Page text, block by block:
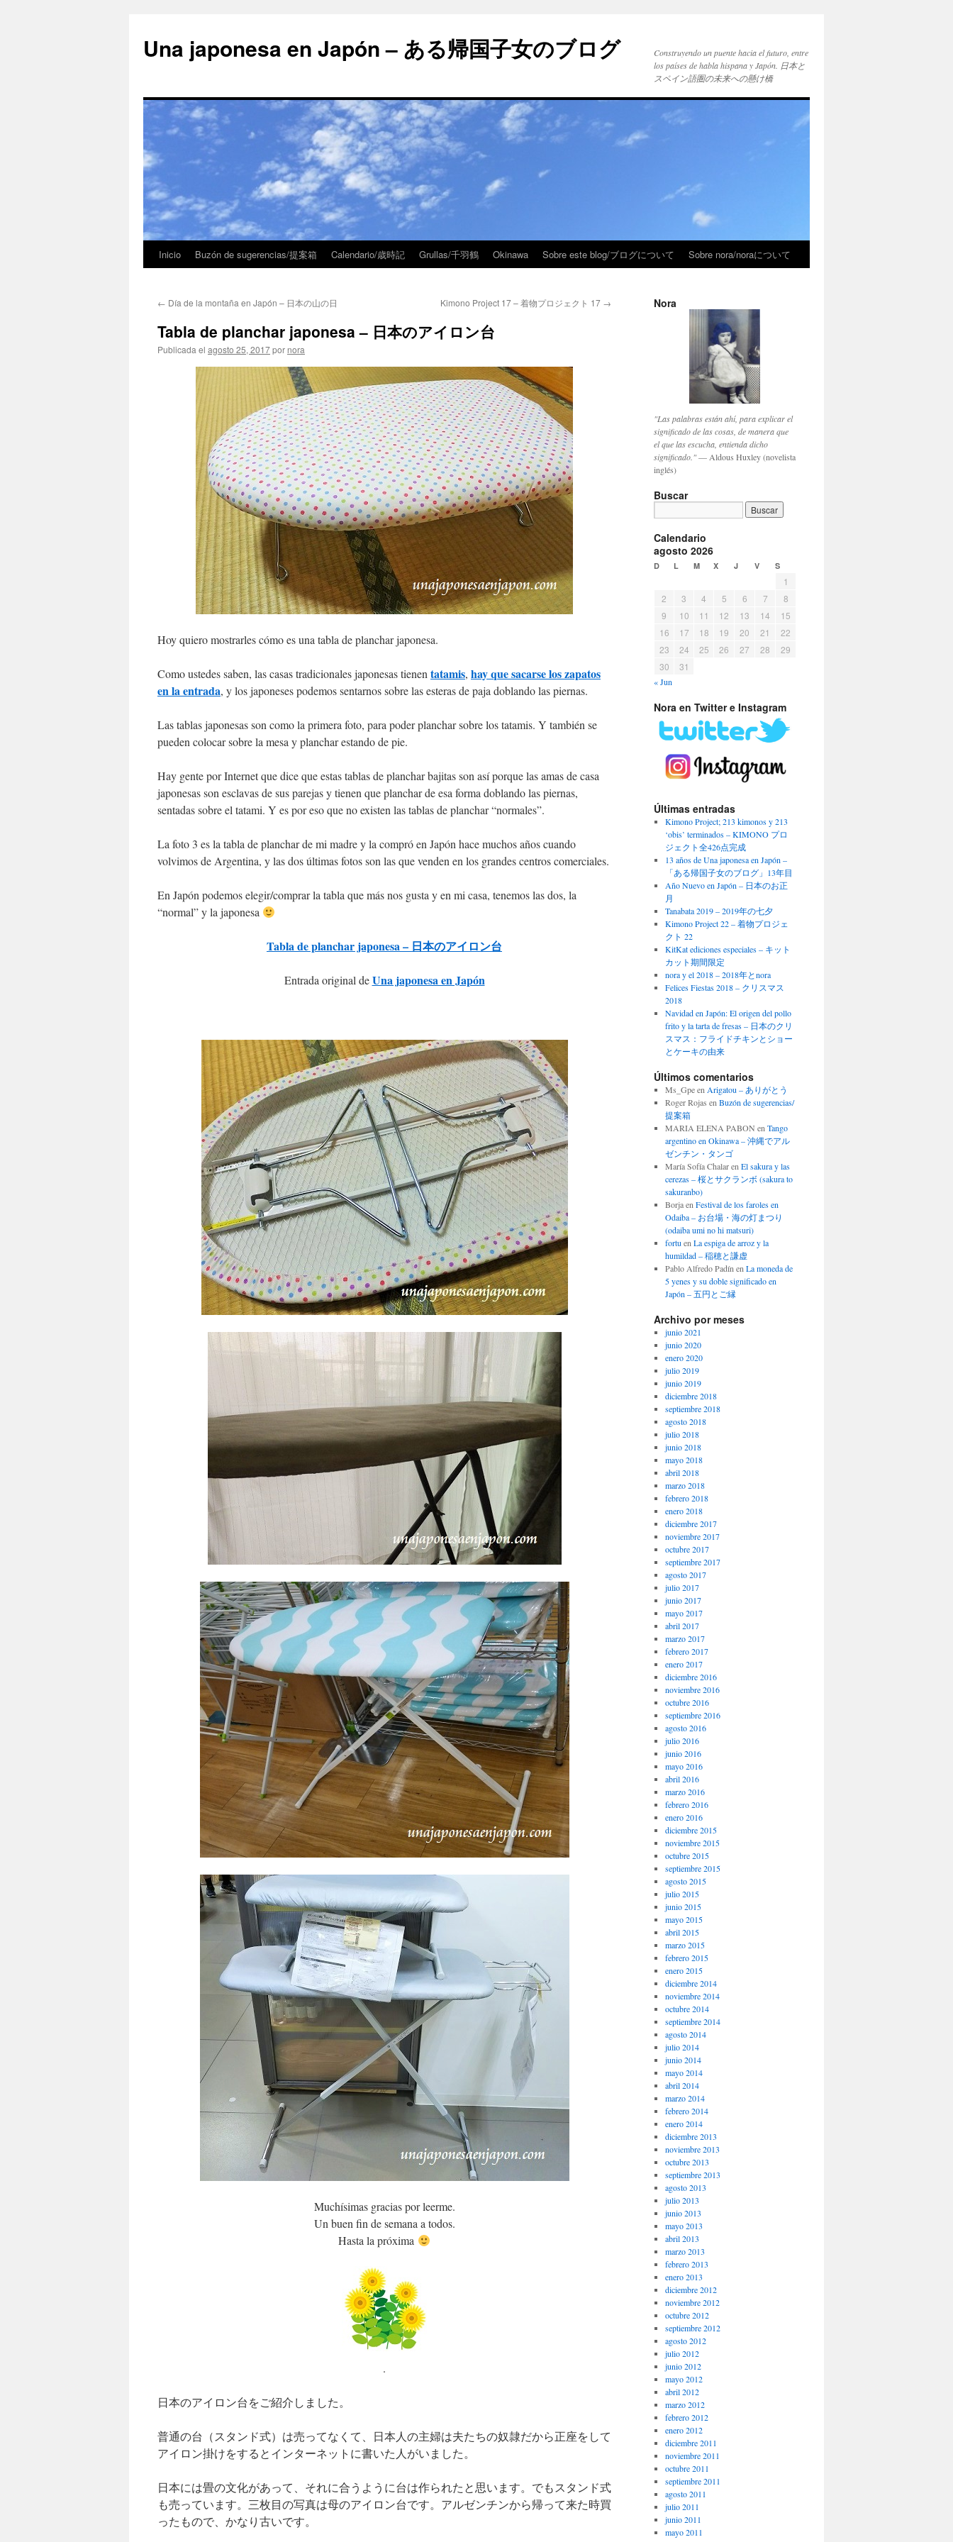
Una japonesa en Japón – ある帰国子女のブログ
Construyendo un puente hacia el futuro, entre
los países de habla hispana y Japón. 日本と
スペイン語圏の未来への懸け橋
Inicio Buzón de sugerencias/提案箱 Calendario/歳時記 Grullas/千羽鶴 Okinawa Sobre este blog/ブログについて Sobre nora/noraについて
← Día de la montaña en Japón – 日本の山の日 Kimono Project 17 – 着物プロジェクト 17 →
Tabla de planchar japonesa – 日本のアイロン台
Publicada el agosto 25, 2017por nora
Hoy quiero mostrarles cómo es una tabla de planchar japonesa.
Como ustedes saben, las casas tradicionales japonesas tienen tatamis, hay que sacarse los zapatos
en la entrada, y los japoneses podemos sentarnos sobre las esteras de paja doblando las piernas.
Las tablas japonesas son como la primera foto, para poder planchar sobre los tatamis. Y también se
pueden colocar sobre la mesa y planchar estando de pie.
Hay gente por Internet que dice que estas tablas de planchar bajitas son así porque las amas de casa
japonesas son esclavas de sus parejas y tienen que planchar de esa forma doblando las piernas,
sentadas sobre el tatami. Y es por eso que no existen las tablas de planchar “normales”.
La foto 3 es la tabla de planchar de mi madre y la compró en Japón hace muchos años cuando
volvimos de Argentina, y las dos últimas fotos son las que venden en los grandes centros comerciales.
En Japón podemos elegir/comprar la tabla que más nos gusta y en mi casa, tenemos las dos, la
“normal” y la japonesa
Tabla de planchar japonesa – 日本のアイロン台
Entrada original deUna japonesa en Japón
Muchísimas gracias por leerme.
Un buen fin de semana a todos.
Hasta la próxima
.
日本のアイロン台をご紹介しました。
普通の台（スタンド式）は売ってなくて、日本人の主婦は夫たちの奴隷だから正座をして
アイロン掛けをするとインターネットに書いた人がいました。
日本には畳の文化があって、それに合うように台は作られたと思います。でもスタンド式
も売っています。三枚目の写真は母のアイロン台です。アルゼンチンから帰って来た時買
ったもので、かなり古いです。
Nora
"Las palabras están ahí, para explicar el
significado de las cosas, de manera que
el que las escucha, entienda dicho
significado."— Aldous Huxley (novelista
inglés)
Buscar
Calendario
agosto 2026
D L M X J V S
1
2
3 4 5 6 7
8
9
10 11 12 13 14
15
16
17 18 19 20 21
22
23
24 25 26 27 28
29
30
31
« Jun
Nora en Twitter e Instagram
Últimas entradas
Kimono Project; 213 kimonos y 213
‘obis’ terminados – KIMONO プロ
ジェクト全426点完成
13 años de Una japonesa en Japón –
「ある帰国子女のブログ」13年目
Año Nuevo en Japón – 日本のお正
月
Tanabata 2019 – 2019年の七夕
Kimono Project 22 – 着物プロジェ
クト 22
KitKat ediciones especiales – キット
カット期間限定
nora y el 2018 – 2018年とnora
Felices Fiestas 2018 – クリスマス
2018
Navidad en Japón: El origen del pollo
frito y la tarta de fresas – 日本のクリ
スマス：フライドチキンとショー
とケーキの由来
Últimos comentarios
Ms_Gpeen Arigatou – ありがとう
Roger Rojas en Buzón de sugerencias/
提案箱
MARIA ELENA PABON en Tango
argentino en Okinawa – 沖縄でアル
ゼンチン・タンゴ
María Sofía Chalaren El sakura y las
cerezas – 桜とサクランボ (sakura to
sakuranbo)
Borjaen Festival de los faroles en
Odaiba – お台場・海の灯まつり
(odaiba umi no hi matsuri)
fortu en La espiga de arroz y la
humildad – 稲穂と謙虚
Pablo Alfredo Padín en La moneda de
5 yenes y su doble significado en
Japón – 五円とご縁
Archivo por meses
junio 2021
junio 2020
enero 2020
julio 2019
junio 2019
diciembre 2018
septiembre 2018
agosto 2018
julio 2018
junio 2018
mayo 2018
abril 2018
marzo 2018
febrero 2018
enero 2018
diciembre 2017
noviembre 2017
octubre 2017
septiembre 2017
agosto 2017
julio 2017
junio 2017
mayo 2017
abril 2017
marzo 2017
febrero 2017
enero 2017
diciembre 2016
noviembre 2016
octubre 2016
septiembre 2016
agosto 2016
julio 2016
junio 2016
mayo 2016
abril 2016
marzo 2016
febrero 2016
enero 2016
diciembre 2015
noviembre 2015
octubre 2015
septiembre 2015
agosto 2015
julio 2015
junio 2015
mayo 2015
abril 2015
marzo 2015
febrero 2015
enero 2015
diciembre 2014
noviembre 2014
octubre 2014
septiembre 2014
agosto 2014
julio 2014
junio 2014
mayo 2014
abril 2014
marzo 2014
febrero 2014
enero 2014
diciembre 2013
noviembre 2013
octubre 2013
septiembre 2013
agosto 2013
julio 2013
junio 2013
mayo 2013
abril 2013
marzo 2013
febrero 2013
enero 2013
diciembre 2012
noviembre 2012
octubre 2012
septiembre 2012
agosto 2012
julio 2012
junio 2012
mayo 2012
abril 2012
marzo 2012
febrero 2012
enero 2012
diciembre 2011
noviembre 2011
octubre 2011
septiembre 2011
agosto 2011
julio 2011
junio 2011
mayo 2011